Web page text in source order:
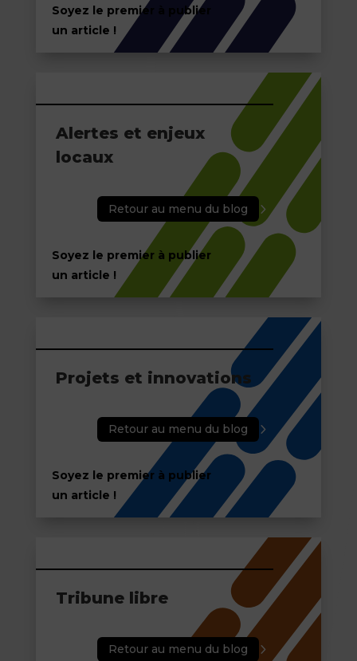
Soyez le premier à publier
un article !
Alertes et enjeux
locaux
Retour au menu du blog
Soyez le premier à publier
un article !
Projets et innovations
Retour au menu du blog
Soyez le premier à publier
un article !
Tribune libre
Retour au menu du blog